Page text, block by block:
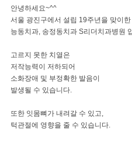
안녕하세요~^^
서울 광진구에서 설립 19주년을 맞이한
능동치과, 송정동치과 S리더치과병원
고르지 못한 치열은
저작능력이 저하되어
소화장애 및 부정확한 발음이
발생될 수 있습니다.
​또한 잇몸뼈가 내려갈 수 있고,
턱관절에 영향을 줄 수 있습니다.